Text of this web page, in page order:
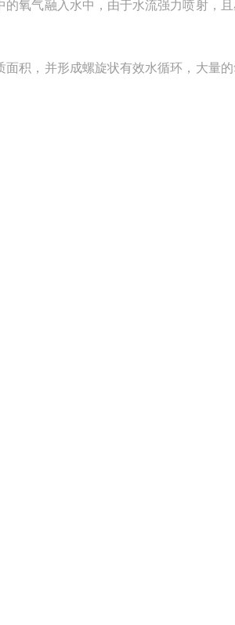
氧气融入水中，由于水流强力喷射，
积，并形成螺旋状有效水循环，大量